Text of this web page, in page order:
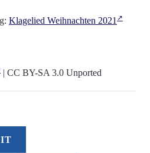
Klagelied Weihnachten 2021
| CC BY-SA 3.0 Unported